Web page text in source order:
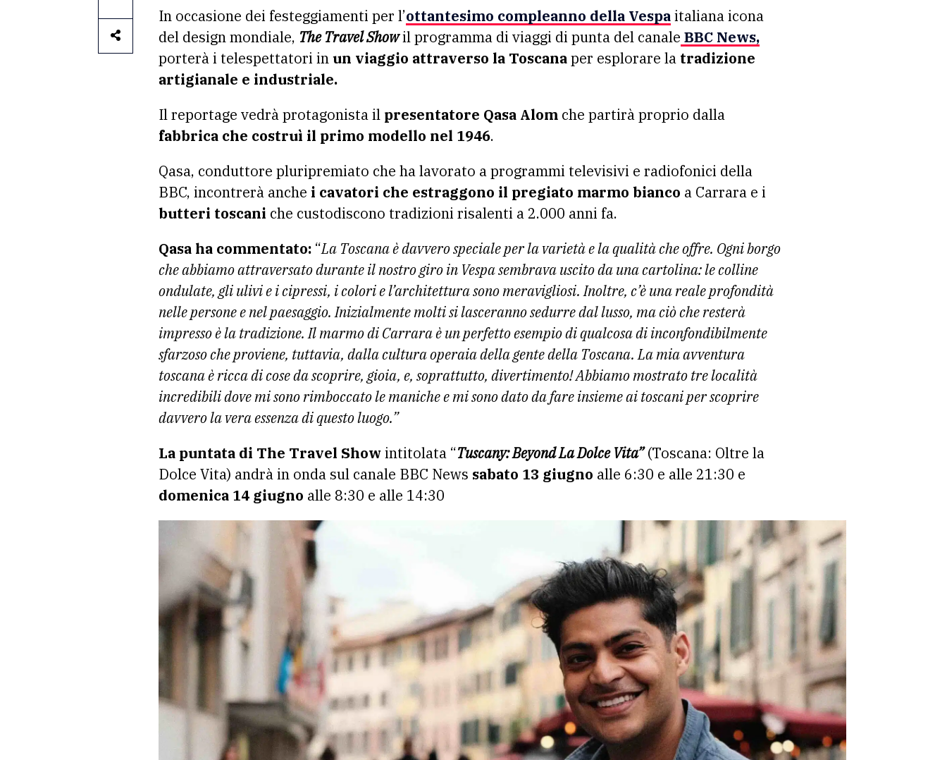
In occasione dei festeggiamenti per l’ottantesimo compleanno della Vespaitaliana icona
del design mondiale, The Travel Showil programma di viaggi di punta del canale BBC News,
porterà i telespettatori inun viaggio attraverso la Toscanaper esplorare la tradizione
artigianale e industriale.
Il reportage vedrà protagonista il presentatore Qasa Alom che partirà proprio dalla
fabbrica che costruì il primo modello nel 1946.
Qasa, conduttore pluripremiato che ha lavorato a programmi televisivi e radiofonici della
BBC, incontrerà anche i cavatori che estraggono il pregiato marmo bianco a Carrara e i
butteri toscani che custodiscono tradizioni risalenti a 2.000 anni fa.
Qasa ha commentato: “La Toscana è davvero speciale per la varietà e la qualità che offre. Ogni borgo
che abbiamo attraversato durante il nostro giro in Vespa sembrava uscito da una cartolina: le colline
ondulate, gli ulivi e i cipressi, i colori e l’architettura sono meravigliosi. Inoltre, c’è una reale profondità
nelle persone e nel paesaggio. Inizialmente molti si lasceranno sedurre dal lusso, ma ciò che resterà
impresso è la tradizione. Il marmo di Carrara è un perfetto esempio di qualcosa di inconfondibilmente
sfarzoso che proviene, tuttavia, dalla cultura operaia della gente della Toscana. La mia avventura
toscana è ricca di cose da scoprire, gioia, e, soprattutto, divertimento! Abbiamo mostrato tre località
incredibili dove mi sono rimboccato le maniche e mi sono dato da fare insieme ai toscani per scoprire
davvero la vera essenza di questo luogo.”
La puntata di The Travel Showintitolata “Tuscany: Beyond La Dolce Vita”(Toscana: Oltre la
Dolce Vita) andrà in onda sul canale BBC News sabato 13 giugno alle 6:30 e alle 21:30 e
domenica 14 giugno alle 8:30 e alle 14:30